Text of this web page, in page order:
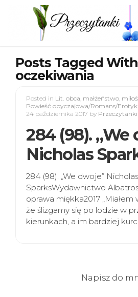
Posts Tagged
oczekiwania
Posted in Lit. obca, małżeństwo,
Powieść obyczajowa/Romans/Erotyk
24 października 2017 by Przeczytanki
284 (98). „We
Nicholas
284 (98). „We dwoje” Nicholas
SparksWydawnictwo
oprawa miękka2017 „Miałem
że ślizgamy się po lodzie w
kierunkach, a im bardziej
Napisz do